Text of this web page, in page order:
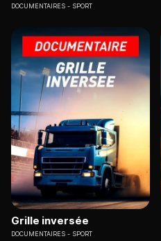
DOCUMENTAIRES SPORT
Grille inversée
DOCUMENTAIRES SPORT